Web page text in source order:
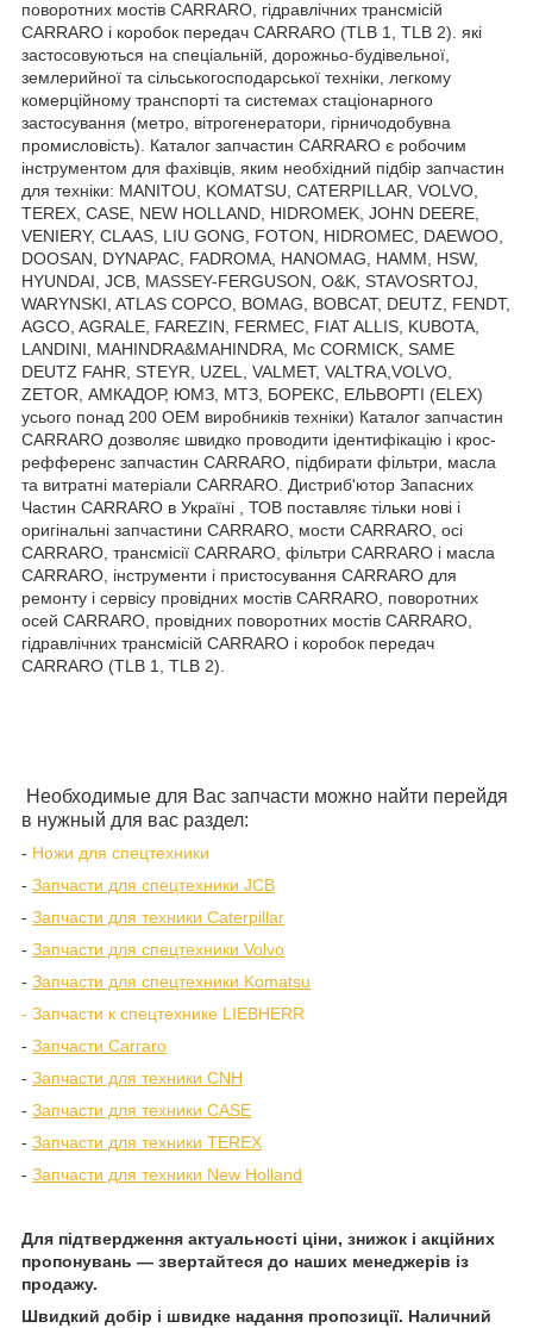
поворотних мостів CARRARO, гідравлічних трансмісій
CARRARO і коробок передач CARRARO (TLB 1, TLB 2). які
застосовуються на спеціальній, дорожньо-будівельної,
землерийної та сільськогосподарської техніки, легкому
комерційному транспорті та системах стаціонарного
застосування (метро, вітрогенератори, гірничодобувна
промисловість). Каталог запчастин CARRARO є робочим
інструментом для фахівців, яким необхідний підбір запчастин
для техніки: MANITOU, KOMATSU, CATERPILLAR, VOLVO,
TEREX, CASE, NEW HOLLAND, HIDROMEK, JOHN DEERE,
VENIERY, CLAAS, LIU GONG, FOTON, HIDROMEC, DAEWOO,
DOOSAN, DYNAPAC, FADROMA, HANOMAG, HAMM, HSW,
HYUNDAI, JCB, MASSEY-FERGUSON, O&K, STAVOSRTOJ,
WARYNSKI, ATLAS COPCO, BOMAG, BOBCAT, DEUTZ, FENDT,
AGCO, AGRALE, FAREZIN, FERMEC, FIAT ALLIS, KUBOTA,
LANDINI, MAHINDRA&MAHINDRA, Mc CORMICK, SAME
DEUTZ FAHR, STEYR, UZEL, VALMET, VALTRA,VOLVO,
ZETOR, АМКАДОР, ЮМЗ, МТЗ, БОРЕКС, ЕЛЬВОРТІ (ELEX)
усього понад 200 OEM виробників техніки) Каталог запчастин
CARRARO дозволяє швидко проводити ідентифікацію і крос-
рефференс запчастин CARRARO, підбирати фільтри, масла
та витратні матеріали CARRARO. Дистриб'ютор Запасних
Частин CARRARO в Україні , ТОВ поставляє тільки нові і
оригінальні запчастини CARRARO, мости CARRARO, осі
CARRARO, трансмісії CARRARO, фільтри CARRARO і масла
CARRARO, інструменти і пристосування CARRARO для
ремонту і сервісу провідних мостів CARRARO, поворотних
осей CARRARO, провідних поворотних мостів CARRARO,
гідравлічних трансмісій CARRARO і коробок передач
CARRARO (TLB 1, TLB 2).
Необходимые для Вас запчасти можно найти перейдя
в нужный для вас раздел:
- Ножи для спецтехники
- Запчасти для спецтехники JCB
- Запчасти для техники Caterpillar
- Запчасти для спецтехники Volvo
- Запчасти для спецтехники Komatsu
- Запчасти к спецтехнике LIEBHERR
- Запчасти Carraro
- Запчасти для техники CNH
- Запчасти для техники CASE
- Запчасти для техники TEREX
- Запчасти для техники New Holland
Для підтвердження актуальності ціни, знижок і акційних
пропонувань — звертайтеся до наших менеджерів із
продажу.
Швидкий добір і швидке надання пропозиції. Наличний